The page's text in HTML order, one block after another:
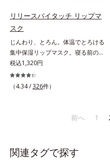
効果で目元の巡りをスムーズにし、
乾燥をケアして目元スッキリ。さら
にワイルドタイムエキス(*5)が肌の
キメを整え、ブライトニングフィル
ター(*6)が光をコントロールして目
元のくすみを払い、透明感のある目
元へ整えます。メイクの上からでも
ＯＫだから、メイク直しのついでに
イライト効果も。お疲れ目元がスッ
が手放せない私たちにぴったりのア
イテムです。*1 肌の乾燥、キメの
リリースバイタッチ リップマ
スク
じんわり、とろん。体温でとろける
集中保湿リップマスク。寝る前のひ
と塗りでやわらかな唇へ。集中保湿
リップマスクです。バームのような
固めのテクスチャーが体温でじんわ
成分配合で、乾燥にゆらがない唇に
らケアで唇をそっといたわりなが
ら、メイク映えするしっとりやわら
税込1,320円
（4.34 /326件）
前へ 1
関連タグで探す